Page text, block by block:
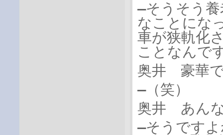
―そうそう
なことにな
車が狭軌化
ことなんで
奥井 豪華
―（笑）
奥井 あんな
―そうです